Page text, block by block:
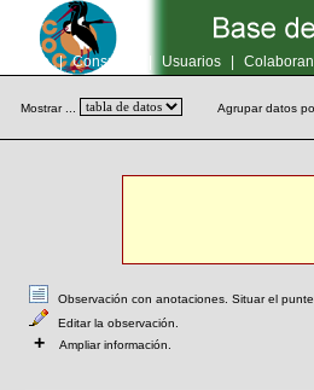
Inicio | Consultas Usuarios Colaboran
Mostrar ... Agrupar datos
Observación con anotaciones. Situar el
Editar la observación.
+ Ampliar información.